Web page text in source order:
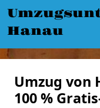
Hanau
Umzug von
100 %